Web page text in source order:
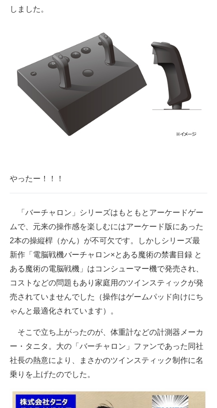
スマホと通信の最新トレンド
進化するPCとデバイスの未来
好きが集まる 比べて選べる
ビジネスと働き方のヒント
AI活用のいまが分かる
企業ITのトレンドを詳説
経営リーダーのコミュニティ
ITエンジニア向け専門サイト
製造業のIT導入・活用を支援
エレクトロニクス専門サイト
電子設計の基本と応用
建設×テクノロジーの最前線
ちょっと気になるネットの話題
しました。
やったー！！！
「バーチャロン」シリーズはもともとアーケードゲー
ムで、元来の操作感を楽しむにはアーケード版にあった
2本の操縦桿（かん）が不可欠です。しかしシリーズ最
新作「電脳戦機バーチャロン×とある魔術の禁書目録 と
ある魔術の電脳戦機」はコンシューマー機で発売され、
コストなどの問題もあり家庭用のツインスティックが発
売されていませんでした（操作はゲームパッド向けにち
ゃんと最適化されています）。
そこで立ち上がったのが、体重計などの計測器メーカ
ー・タニタ。大の「バーチャロン」ファンであった同社
社長の熱意により、まさかのツインスティック制作に名
乗りを上げたのでした。